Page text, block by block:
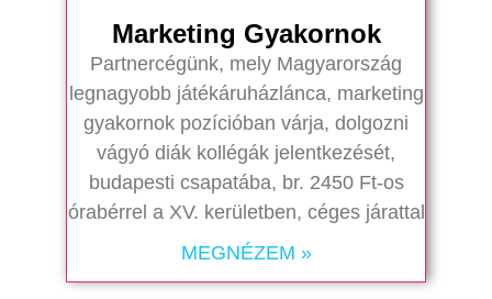
Marketing Gyakornok
Partnercégünk, mely Magyarország
legnagyobb játékáruházlánca, marketing
gyakornok pozícióban várja, dolgozni
vágyó diák kollégák jelentkezését,
budapesti csapatába, br. 2450 Ft-os
órabérrel a XV. kerületben, céges járattal
MEGNÉZEM »